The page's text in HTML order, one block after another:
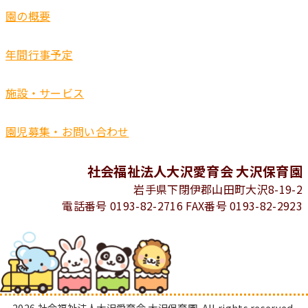
園の概要
年間行事予定
施設・サービス
園児募集・お問い合わせ
社会福祉法人大沢愛育会 大沢保育園
岩手県下閉伊郡山田町大沢8-19-2
電話番号 0193-82-2716 FAX番号 0193-82-2923